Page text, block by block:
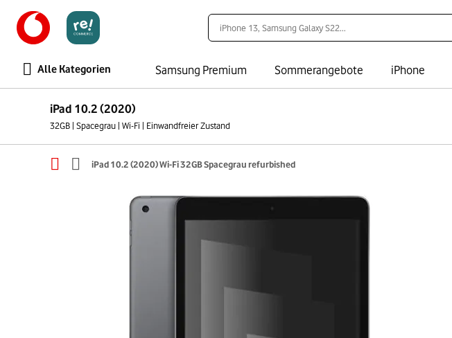
Alle Kategorien Samsung Premium Sommerangebote iPhone
iPad 10.2 (2020)
32GB | Spacegrau | Wi-Fi | Einwandfreier Zustand
iPad 10.2 (2020) Wi-Fi 32GB Spacegrau refurbished